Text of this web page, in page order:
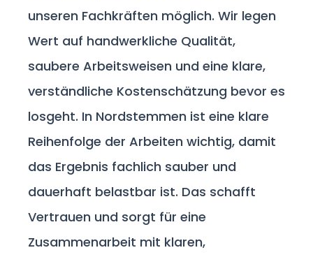
unseren Fachkräften möglich. Wir legen
Wert auf handwerkliche Qualität,
saubere Arbeitsweisen und eine klare,
verständliche Kostenschätzung bevor es
losgeht. In Nordstemmen ist eine klare
Reihenfolge der Arbeiten wichtig, damit
das Ergebnis fachlich sauber und
dauerhaft belastbar ist. Das schafft
Vertrauen und sorgt für eine
Zusammenarbeit mit klaren,